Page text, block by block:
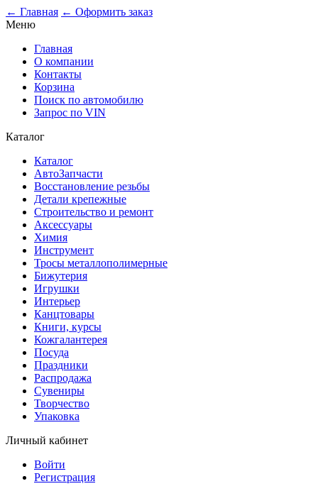
← Главная ← Оформить заказ
Меню
Главная
О компании
Контакты
Корзина
Поиск по автомобилю
Запрос по VIN
Каталог
Каталог
АвтоЗапчасти
Восстановление резьбы
Детали крепежные
Строительство и ремонт
Аксессуары
Химия
Инструмент
Тросы металлополимерные
Бижутерия
Игрушки
Интерьер
Канцтовары
Книги, курсы
Кожгалантерея
Посуда
Праздники
Распродажа
Сувениры
Творчество
Упаковка
Личный кабинет
Войти
Регистрация